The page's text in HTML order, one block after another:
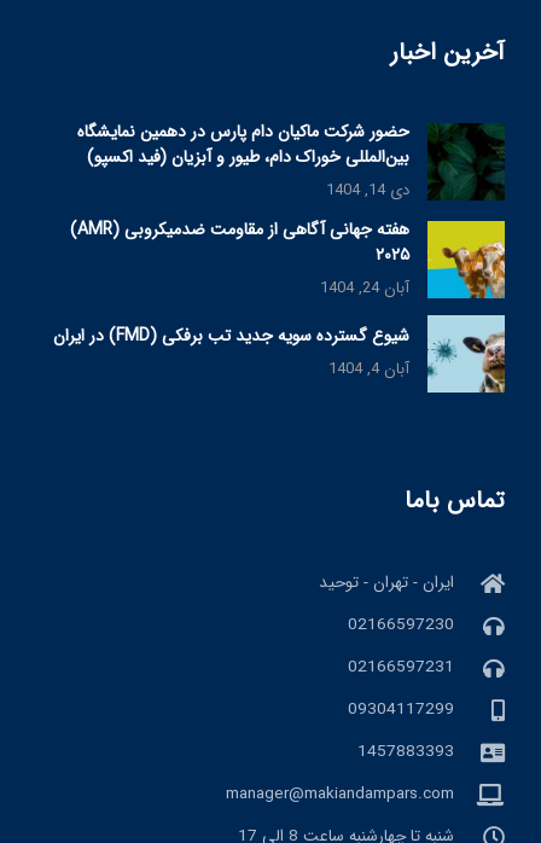
آخرین اخبار
حضور شرکت ماکیان دام پارس در دهمین نمایشگاه
بین‌المللی خوراک دام، طیور و آبزیان (فید اکسپو)
دی 14, 1404
هفته جهانی آگاهی از مقاومت ضدمیکروبی (AMR)
۲۰۲۵
آبان 24, 1404
شیوع گسترده سویه جدید تب برفکی (FMD) در ایران
آبان 4, 1404
تماس باما
ایران - تهران - توحید
02166597230
02166597231
09304117299
1457883393
manager@makiandampars.com
شنبه تا چهارشنبه ساعت 8 الی 17